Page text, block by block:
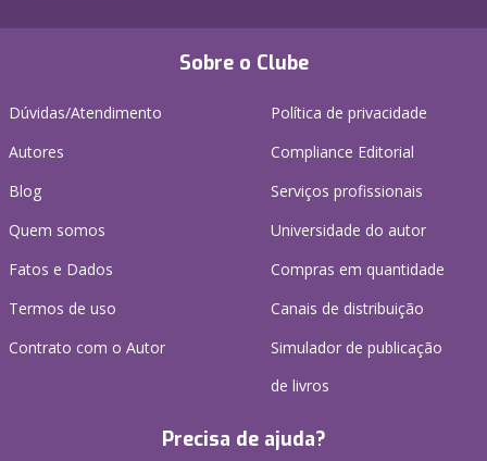
Sobre o Clube
Dúvidas/Atendimento
Autores
Blog
Quem somos
Fatos e Dados
Termos de uso
Contrato com o Autor
Política de privacidade
Compliance Editorial
Serviços profissionais
Universidade do autor
Compras em quantidade
Canais de distribuição
Simulador de publicação
de livros
Precisa de ajuda?